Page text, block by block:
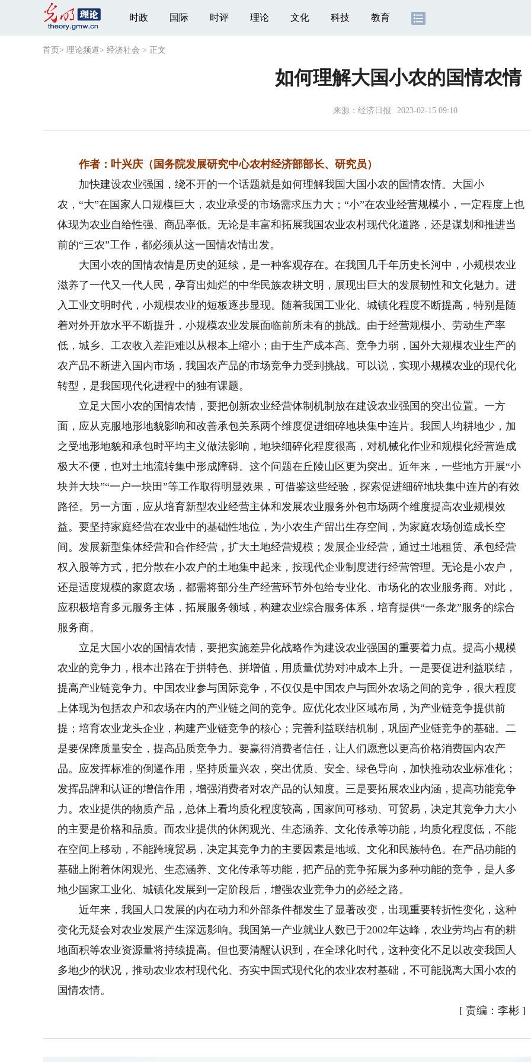
时政 国际 时评 理论 文化 科技 教育
首页 > 理论频道> 经济社会 > 正文
如何理解大国小农的国情农情
来源： 经济日报 2023-02-15 09:10
作者：叶兴庆（国务院发展研究中心农村经济部部长、研究员）
加快建设农业强国，绕不开的一个话题就是如何理解我国大国小农的国情农情。大国小
农，“大”在国家人口规模巨大，农业承受的市场需求压力大；“小”在农业经营规模小，一定程度上也
体现为农业自给性强、商品率低。无论是丰富和拓展我国农业农村现代化道路，还是谋划和推进当
前的“三农”工作，都必须从这一国情农情出发。
大国小农的国情农情是历史的延续，是一种客观存在。在我国几千年历史长河中，小规模农业
滋养了一代又一代人民，孕育出灿烂的中华民族农耕文明，展现出巨大的发展韧性和文化魅力。进
入工业文明时代，小规模农业的短板逐步显现。随着我国工业化、城镇化程度不断提高，特别是随
着对外开放水平不断提升，小规模农业发展面临前所未有的挑战。由于经营规模小、劳动生产率
低，城乡、工农收入差距难以从根本上缩小；由于生产成本高、竞争力弱，国外大规模农业生产的
农产品不断进入国内市场，我国农产品的市场竞争力受到挑战。可以说，实现小规模农业的现代化
转型，是我国现代化进程中的独有课题。
立足大国小农的国情农情，要把创新农业经营体制机制放在建设农业强国的突出位置。一方
面，应从克服地形地貌影响和改善承包关系两个维度促进细碎地块集中连片。我国人均耕地少，加
之受地形地貌和承包时平均主义做法影响，地块细碎化程度很高，对机械化作业和规模化经营造成
极大不便，也对土地流转集中形成障碍。这个问题在丘陵山区更为突出。近年来，一些地方开展“小
块并大块”“一户一块田”等工作取得明显效果，可借鉴这些经验，探索促进细碎地块集中连片的有效
路径。另一方面，应从培育新型农业经营主体和发展农业服务外包市场两个维度提高农业规模效
益。要坚持家庭经营在农业中的基础性地位，为小农生产留出生存空间，为家庭农场创造成长空
间。发展新型集体经营和合作经营，扩大土地经营规模；发展企业经营，通过土地租赁、承包经营
权入股等方式，把分散在小农户的土地集中起来，按现代企业制度进行经营管理。无论是小农户，
还是适度规模的家庭农场，都需将部分生产经营环节外包给专业化、市场化的农业服务商。对此，
应积极培育多元服务主体，拓展服务领域，构建农业综合服务体系，培育提供“一条龙”服务的综合
服务商。
立足大国小农的国情农情，要把实施差异化战略作为建设农业强国的重要着力点。提高小规模
农业的竞争力，根本出路在于拼特色、拼增值，用质量优势对冲成本上升。一是要促进利益联结，
提高产业链竞争力。中国农业参与国际竞争，不仅仅是中国农户与国外农场之间的竞争，很大程度
上体现为包括农户和农场在内的产业链之间的竞争。应优化农业区域布局，为产业链竞争提供前
提；培育农业龙头企业，构建产业链竞争的核心；完善利益联结机制，巩固产业链竞争的基础。二
是要保障质量安全，提高品质竞争力。要赢得消费者信任，让人们愿意以更高价格消费国内农产
品。应发挥标准的倒逼作用，坚持质量兴农，突出优质、安全、绿色导向，加快推动农业标准化；
发挥品牌和认证的增信作用，增强消费者对农产品的认知度。三是要拓展农业内涵，提高功能竞争
力。农业提供的物质产品，总体上看均质化程度较高，国家间可移动、可贸易，决定其竞争力大小
的主要是价格和品质。而农业提供的休闲观光、生态涵养、文化传承等功能，均质化程度低，不能
在空间上移动，不能跨境贸易，决定其竞争力的主要因素是地域、文化和民族特色。在产品功能的
基础上附着休闲观光、生态涵养、文化传承等功能，把产品的竞争拓展为多种功能的竞争，是人多
地少国家工业化、城镇化发展到一定阶段后，增强农业竞争力的必经之路。
近年来，我国人口发展的内在动力和外部条件都发生了显著改变，出现重要转折性变化，这种
变化无疑会对农业发展产生深远影响。我国第一产业就业人数已于2002年达峰，农业劳均占有的耕
地面积等农业资源量将持续提高。但也要清醒认识到，在全球化时代，这种变化不足以改变我国人
多地少的状况，推动农业农村现代化、夯实中国式现代化的农业农村基础，不可能脱离大国小农的
国情农情。
[ 责编：李彬]